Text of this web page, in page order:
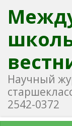
Научный
2542-0372